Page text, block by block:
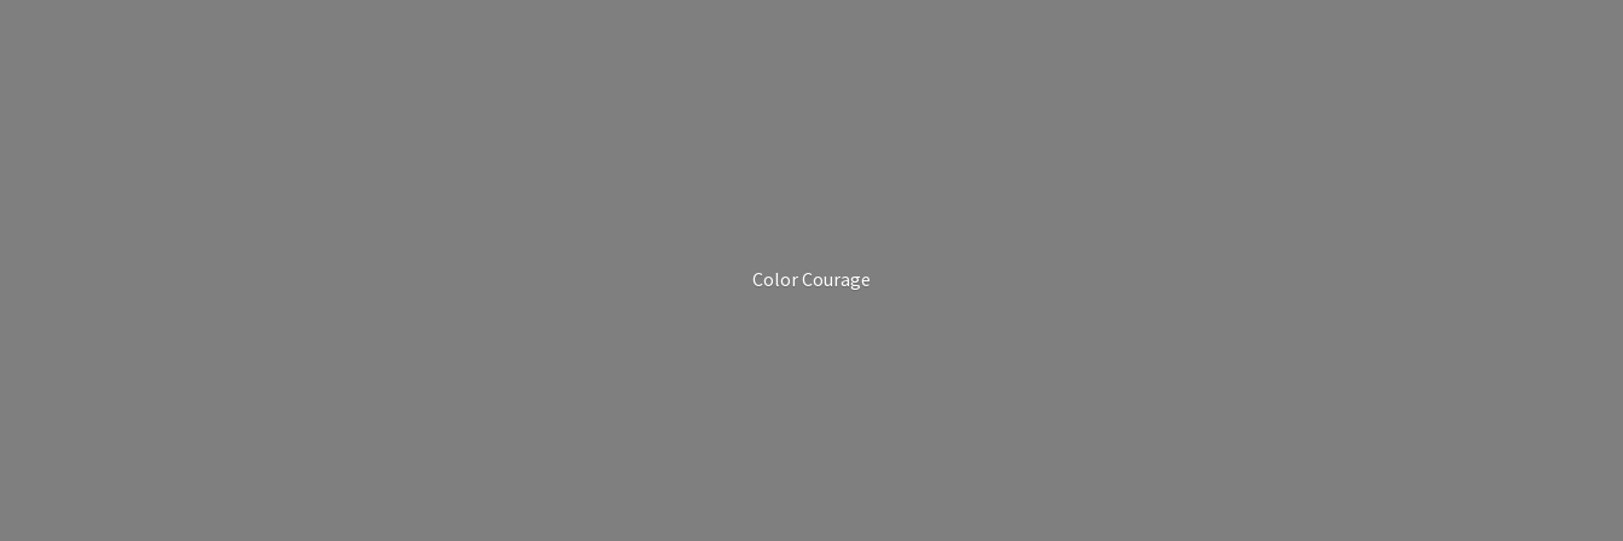
Color Courage